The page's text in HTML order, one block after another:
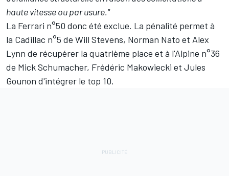
haute vitesse ou par usure."
La Ferrari n°50 donc été exclue. La pénalité permet à
la Cadillac n°5 de Will Stevens, Norman Nato et Alex
Lynn de récupérer la quatrième place et à l'Alpine n°36
de Mick Schumacher, Frédéric Makowiecki et Jules
Gounon d'intégrer le top 10.